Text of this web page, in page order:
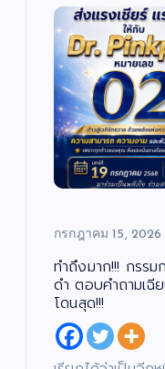
กรกฎาคม 15, 2026
ทำถึงมาก!!! กรรม
ดำ ตอบคำถามเฉี
โดนสุด!!!